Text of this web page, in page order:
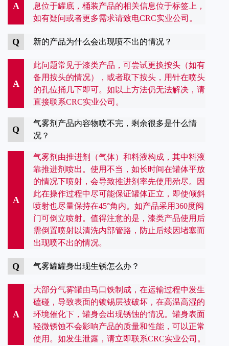
A
息位于罐底，桶装产品的相关信息位于标签上，
如有疑问或者更多需求请致电CRC实业公司。
Q 新的产品为什么会出现喷不出的情况？
A
此问题常见于漆类产品，可尝试更换按头（如有
备用按头的情况），或者取下按头，用针在喷头
的孔位捅几下即可。如以上方法仍无法解决，请
直接联系CRC实业公司。
Q
气雾剂产品内容物喷不完，剩余很多是什么情
况？
A
气雾剂由推进剂（气体）和料液构成，其中料液
靠推进剂喷出。使用不当，如长时间在罐体平放
的情况下喷射，会导致推进剂率先使用殆尽。因
此在操作过程中尽可能保证罐体正立，即使倾斜
喷射也尽量保持在45°角内。如产品采用360度阀
门可倒立喷射。值得注意的是，漆类产品使用后
需倒置喷射以清洗内部管路，防止后续因堵塞而
出现喷不出的情况。
Q 气雾罐罐身出现生锈怎么办？
A
大部分气雾罐由马口铁制成，在运输过程中发生
磕碰，导致表面的镀锡层被破坏，在高温高湿的
环境催化下，罐身会出现锈蚀的情况。罐身表面
轻微锈蚀不会影响产品的质量和性能，可以正常
使用。如发生泄露，请立即联系CRC实业公司。